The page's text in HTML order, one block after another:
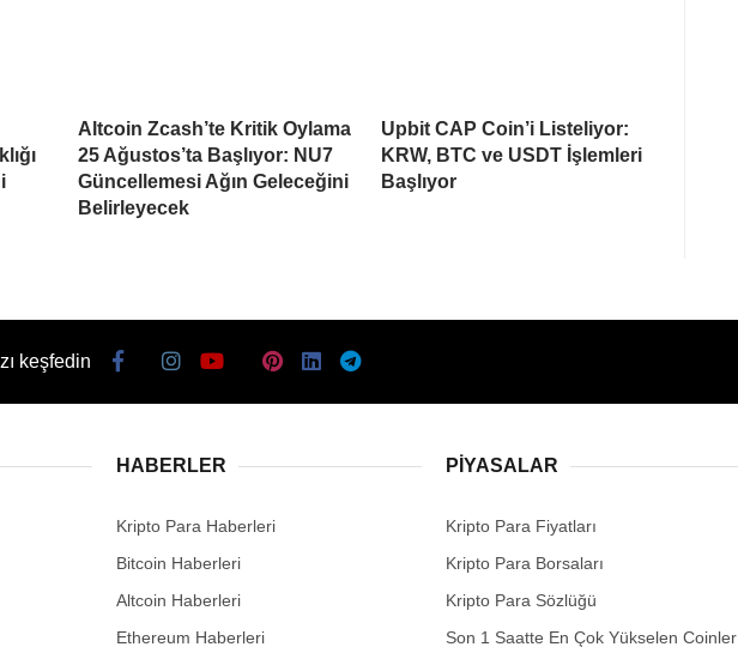
Altcoin Zcash’te Kritik Oylama
25 Ağustos’ta Başlıyor: NU7
Güncellemesi Ağın Geleceğini
Belirleyecek
Upbit CAP Coin’i Listeliyor:
KRW, BTC ve USDT İşlemleri
Başlıyor
keşfedin
HABERLER
Kripto Para Haberleri
Bitcoin Haberleri
Altcoin Haberleri
Ethereum Haberleri
PIYASALAR
Kripto Para Fiyatları
Kripto Para Borsaları
Kripto Para Sözlüğü
Son 1 Saatte En Çok Yükselen Coinler